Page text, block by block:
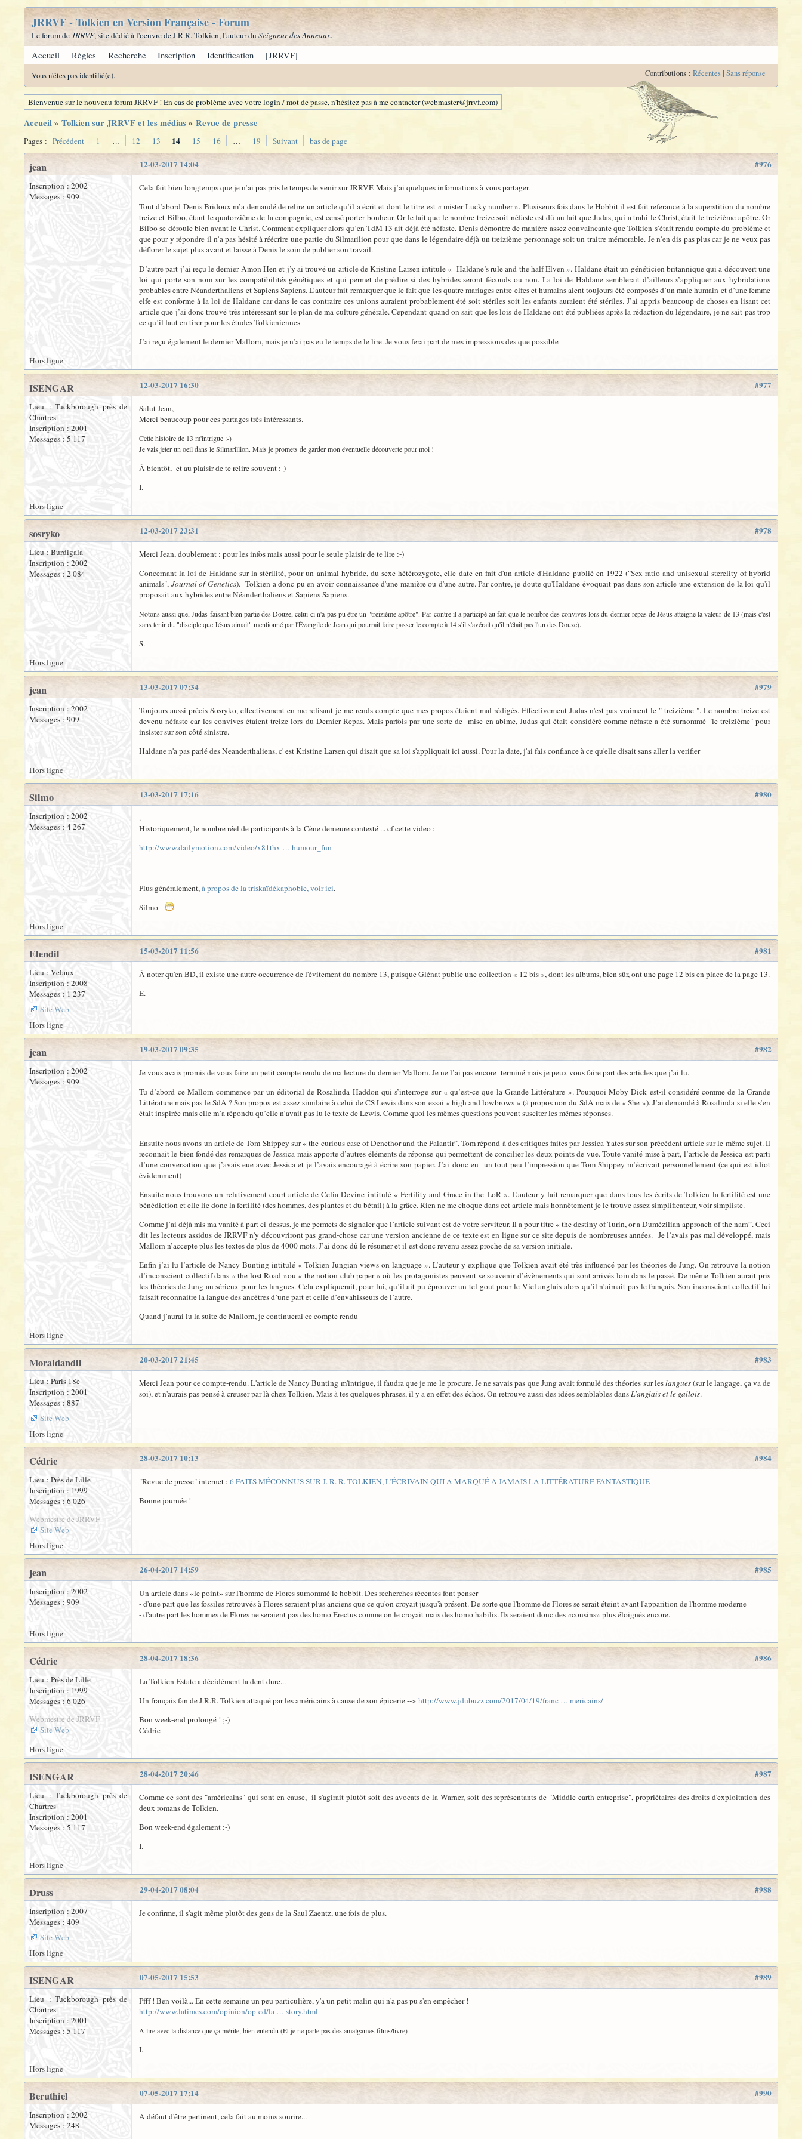
JRRVF - Tolkien en Version Française - Forum
Le forum deJRRVF, site dédié à l'oeuvre de J.R.R. Tolkien, l'auteur du Seigneur des Anneaux.
Accueil Règles Recherche Inscription Identification [JRRVF]
Vous n'êtes pas identifié(e). Contributions : Récentes| Sans réponse
Bienvenue sur le nouveau forum JRRVF ! En cas de problème avec votre login / mot de passe, n'hésitez pas à me contacter (webmaster@jrrvf.com)
Accueil» Tolkien sur JRRVF et les médias» Revue de presse
Pages : Précédent 1 … 12 13 14 15 16 … 19 Suivant bas de page
#976
12-03-2017 14:04
jean
Inscription : 2002
Messages : 909
Cela fait bien longtemps que je n’ai pas pris le temps de venir sur JRRVF. Mais j’ai quelques informations à vous partager.
Tout d’abord Denis Bridoux m’a demandé de relire un article qu’il a écrit et dont le titre est « mister Lucky number ». Plusiseurs fois dans le Hobbit il est fait referance à la superstition du nombre
treize et Bilbo, étant le quatorzième de la compagnie, est censé porter bonheur. Or le fait que le nombre treize soit néfaste est dû au fait que Judas, qui a trahi le Christ, était le treizième apôtre. Or
Bilbo se déroule bien avant le Christ. Comment expliquer alors qu’en TdM 13 ait déjà été néfaste. Denis démontre de manière assez convaincante que Tolkien s’était rendu compte du problème et
que pour y répondre il n’a pas hésité à réécrire une partie du Silmarilion pour que dans le légendaire déjà un treizième personnage soit un traitre mémorable. Je n’en dis pas plus car je ne veux pas
déflorer le sujet plus avant et laisse à Denis le soin de publier son travail.
D’autre part j’ai reçu le dernier Amon Hen et j’y ai trouvé un article de Kristine Larsen intitule « Haldane’s rule and the half Elven ». Haldane était un généticien britannique qui a découvert une
loi qui porte son nom sur les compatibilités génétiques et qui permet de prédire si des hybrides seront féconds ou non. La loi de Haldane semblerait d’ailleurs s’appliquer aux hybridations
probables entre Néanderthaliens et Sapiens Sapiens. L’auteur fait remarquer que le fait que les quatre mariages entre elfes et humains aient toujours été composés d’un male humain et d’une femme
elfe est conforme à la loi de Haldane car dans le cas contraire ces unions auraient probablement été soit stériles soit les enfants auraient été stériles. J’ai appris beaucoup de choses en lisant cet
article que j’ai donc trouvé très intéressant sur le plan de ma culture générale. Cependant quand on sait que les lois de Haldane ont été publiées après la rédaction du légendaire, je ne sait pas trop
ce qu’il faut en tirer pour les études Tolkieniennes
J’ai reçu également le dernier Mallorn, mais je n’ai pas eu le temps de le lire. Je vous ferai part de mes impressions des que possible
Hors ligne
#977
12-03-2017 16:30
ISENGAR
Lieu : Tuckborough près de
Chartres
Inscription : 2001
Messages : 5 117
Salut Jean,
Merci beaucoup pour ces partages très intéressants.
Cette histoire de 13 m'intrigue :-)
Je vais jeter un oeil dans le Silmarillion. Mais je promets de garder mon éventuelle découverte pour moi !
À bientôt, et au plaisir de te relire souvent :-)
I.
Hors ligne
#978
12-03-2017 23:31
sosryko
Lieu : Burdigala
Inscription : 2002
Messages : 2 084
Merci Jean, doublement : pour les infos mais aussi pour le seule plaisir de te lire :-)
Concernant la loi de Haldane sur la stérilité, pour un animal hybride, du sexe hétérozygote, elle date en fait d'un article d'Haldane publié en 1922 ("Sex ratio and unisexual sterelity of hybrid
animals", Journal of Genetics). Tolkien a donc pu en avoir connaissance d'une manière ou d'une autre. Par contre, je doute qu'Haldane évoquait pas dans son article une extension de la loi qu'il
proposait aux hybrides entre Néanderthaliens et Sapiens Sapiens.
Notons aussi que, Judas faisant bien partie des Douze, celui-ci n'a pas pu être un "treizième apôtre". Par contre il a participé au fait que le nombre des convives lors du dernier repas de Jésus atteigne la valeur de 13 (mais c'est
sans tenir du "disciple que Jésus aimait" mentionné par l'Évangile de Jean qui pourrait faire passer le compte à 14 s'il s'avérait qu'il n'était pas l'un des Douze).
S.
Hors ligne
#979
13-03-2017 07:34
jean
Inscription : 2002
Messages : 909
Toujours aussi précis Sosryko, effectivement en me relisant je me rends compte que mes propos étaient mal rédigés. Effectivement Judas n'est pas vraiment le " treizième ". Le nombre treize est
devenu néfaste car les convives étaient treize lors du Dernier Repas. Mais parfois par une sorte de mise en abime, Judas qui était considéré comme néfaste a été surnommé "le treizième" pour
insister sur son côté sinistre.
Haldane n'a pas parlé des Neanderthaliens, c' est Kristine Larsen qui disait que sa loi s'appliquait ici aussi. Pour la date, j'ai fais confiance à ce qu'elle disait sans aller la verifier
Hors ligne
#980
13-03-2017 17:16
Silmo
Inscription : 2002
Messages : 4 267
.
Historiquement, le nombre réel de participants à la Cène demeure contesté ... cf cette video :
http://www.dailymotion.com/video/x81thx … humour_fun
Plus généralement,à propos de la triskaïdékaphobie, voir ici.
Silmo
Hors ligne
#981
15-03-2017 11:56
Elendil
Lieu : Velaux
Inscription : 2008
Messages : 1 237
Site Web
À noter qu'en BD, il existe une autre occurrence de l'évitement du nombre 13, puisque Glénat publie une collection « 12 bis », dont les albums, bien sûr, ont une page 12 bis en place de la page 13.
E.
Hors ligne
#982
19-03-2017 09:35
jean
Inscription : 2002
Messages : 909
Je vous avais promis de vous faire un petit compte rendu de ma lecture du dernier Mallorn. Je ne l’ai pas encore terminé mais je peux vous faire part des articles que j’ai lu.
Tu d’abord ce Mallorn commence par un éditorial de Rosalinda Haddon qui s’interroge sur « qu’est-ce que la Grande Littérature ». Pourquoi Moby Dick est-il considéré comme de la Grande
Littérature mais pas le SdA ? Son propos est assez similaire à celui de CS Lewis dans son essai « high and lowbrows » (à propos non du SdA mais de « She »). J’ai demandé à Rosalinda si elle s’en
était inspirée mais elle m’a répondu qu’elle n’avait pas lu le texte de Lewis. Comme quoi les mêmes questions peuvent susciter les mêmes réponses.
Ensuite nous avons un article de Tom Shippey sur « the curious case of Denethor and the Palantir”. Tom répond à des critiques faites par Jessica Yates sur son précédent article sur le même sujet. Il
reconnait le bien fondé des remarques de Jessica mais apporte d’autres éléments de réponse qui permettent de concilier les deux points de vue. Toute vanité mise à part, l’article de Jessica est parti
d’une conversation que j’avais eue avec Jessica et je l’avais encouragé à écrire son papier. J’ai donc eu un tout peu l’impression que Tom Shippey m’écrivait personnellement (ce qui est idiot
évidemment)
Ensuite nous trouvons un relativement court article de Celia Devine intitulé « Fertility and Grace in the LoR ». L’auteur y fait remarquer que dans tous les écrits de Tolkien la fertilité est une
bénédiction et elle lie donc la fertilité (des hommes, des plantes et du bétail) à la grâce. Rien ne me choque dans cet article mais honnêtement je le trouve assez simplificateur, voir simpliste.
Comme j’ai déjà mis ma vanité à part ci-dessus, je me permets de signaler que l’article suivant est de votre serviteur. Il a pour titre « the destiny of Turin, or a Dumézilian approach of the narn”. Ceci
dit les lecteurs assidus de JRRVF n’y découvriront pas grand-chose car une version ancienne de ce texte est en ligne sur ce site depuis de nombreuses années. Je l’avais pas mal développé, mais
Mallorn n’accepte plus les textes de plus de 4000 mots. J’ai donc dû le résumer et il est donc revenu assez proche de sa version initiale.
Enfin j’ai lu l’article de Nancy Bunting intitulé « Tolkien Jungian views on language ». L’auteur y explique que Tolkien avait été très influencé par les théories de Jung. On retrouve la notion
d’inconscient collectif dans « the lost Road »ou « the notion club paper » où les protagonistes peuvent se souvenir d’évènements qui sont arrivés loin dans le passé. De même Tolkien aurait pris
les théories de Jung au sérieux pour les langues. Cela expliquerait, pour lui, qu’il ait pu éprouver un tel gout pour le Viel anglais alors qu’il n’aimait pas le français. Son inconscient collectif lui
faisait reconnaitre la langue des ancêtres d’une part et celle d’envahisseurs de l’autre.
Quand j’aurai lu la suite de Mallorn, je continuerai ce compte rendu
Hors ligne
#983
20-03-2017 21:45
Moraldandil
Lieu : Paris 18e
Inscription : 2001
Messages : 887
Site Web
Merci Jean pour ce compte-rendu. L'article de Nancy Bunting m'intrigue, il faudra que je me le procure. Je ne savais pas que Jung avait formulé des théories sur leslangues(sur le langage, ça va de
soi), et n'aurais pas pensé à creuser par là chez Tolkien. Mais à tes quelques phrases, il y a en effet des échos. On retrouve aussi des idées semblables dansL'anglais et le gallois.
Hors ligne
#984
28-03-2017 10:13
Cédric
Lieu : Près de Lille
Inscription : 1999
Messages : 6 026
Webmestre de JRRVF
Site Web
"Revue de presse" internet : 6 FAITS MÉCONNUS SUR J. R. R. TOLKIEN, L’ÉCRIVAIN QUI A MARQUÉ À JAMAIS LA LITTÉRATURE FANTASTIQUE
Bonne journée !
Hors ligne
#985
26-04-2017 14:59
jean
Inscription : 2002
Messages : 909
Un article dans «le point» sur l'homme de Flores surnommé le hobbit. Des recherches récentes font penser
- d'une part que les fossiles retrouvés à Flores seraient plus anciens que ce qu'on croyait jusqu'à présent. De sorte que l'homme de Flores se serait éteint avant l'apparition de l'homme moderne
- d'autre part les hommes de Flores ne seraient pas des homo Erectus comme on le croyait mais des homo habilis. Ils seraient donc des «cousins» plus éloignés encore.
Hors ligne
#986
28-04-2017 18:36
Cédric
Lieu : Près de Lille
Inscription : 1999
Messages : 6 026
Webmestre de JRRVF
Site Web
La Tolkien Estate a décidément la dent dure...
Un français fan de J.R.R. Tolkien attaqué par les américains à cause de son épicerie --> http://www.jdubuzz.com/2017/04/19/franc … mericains/
Bon week-end prolongé ! ;-)
Cédric
Hors ligne
#987
28-04-2017 20:46
ISENGAR
Lieu : Tuckborough près de
Chartres
Inscription : 2001
Messages : 5 117
Comme ce sont des "américains" qui sont en cause, il s'agirait plutôt soit des avocats de la Warner, soit des représentants de "Middle-earth entreprise", propriétaires des droits d'exploitation des
deux romans de Tolkien.
Bon week-end également :-)
I.
Hors ligne
#988
29-04-2017 08:04
Druss
Inscription : 2007
Messages : 409
Site Web
Je confirme, il s'agit même plutôt des gens de la Saul Zaentz, une fois de plus.
Hors ligne
#989
07-05-2017 15:53
ISENGAR
Lieu : Tuckborough près de
Chartres
Inscription : 2001
Messages : 5 117
Pfff ! Ben voilà... En cette semaine un peu particulière, y'a un petit malin qui n'a pas pu s'en empêcher !
http://www.latimes.com/opinion/op-ed/la … story.html
A lire avec la distance que ça mérite, bien entendu (Et je ne parle pas des amalgames films/livre)
I.
Hors ligne
#990
07-05-2017 17:14
Beruthiel
Inscription : 2002
Messages : 248
A défaut d'être pertinent, cela fait au moins sourire...